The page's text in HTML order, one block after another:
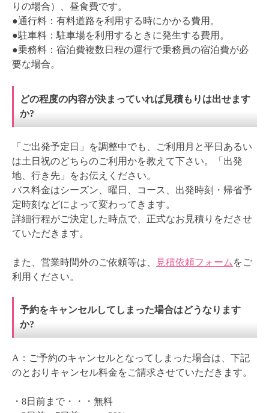
りの場合）、昼食費です。
●通行料：有料道路を利用する時にかかる費用。
●駐車料：駐車場を利用するときに発生する費用。
●乗務料：宿泊費複数日程の運行で乗務員の宿泊費が必
要な場合。
どの程度の内容が決まっていれば見積もりは出せます
か?
「ご出発予定日」を調整中でも、ご利用月と平日あるい
は土日祝のどちらのご利用かを教えて下さい。「出発
地、行き先」をお伝えください。
バス料金はシーズン、曜日、コース、出発時刻・帰省予
定時刻などによって変わってきます。
詳細行程がご決定した時点で、正式なお見積りをださせ
ていただきます。
また、営業時間外のご依頼等は、 見積依頼フォーム をご
利用ください。
予約をキャンセルしてしまった場合はどうなります
か?
A：ご予約のキャンセルとなってしまった場合は、下記
のとおりキャンセル料金をご請求させていただきます。
・8日前まで・・・無料